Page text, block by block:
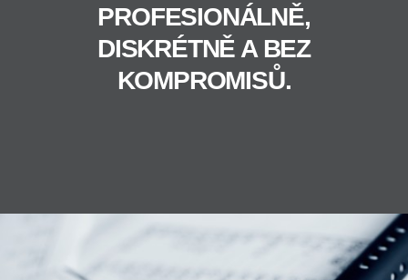
PROFESIONÁLNĚ,
DISKRÉTNĚ A BEZ
KOMPROMISŮ.